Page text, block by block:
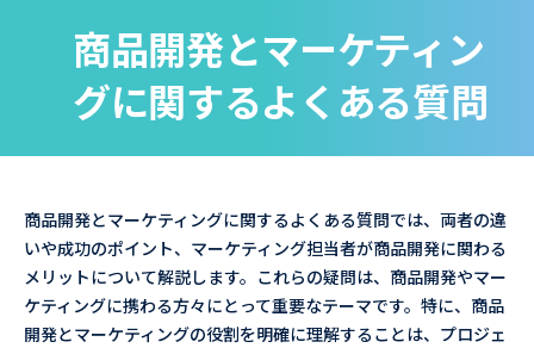
商品開発とマーケティン
グに関するよくある質問
商品開発とマーケティングに関するよくある質問では、両者の違
いや成功のポイント、マーケティング担当者が商品開発に関わる
メリットについて解説します。これらの疑問は、商品開発やマー
ケティングに携わる方々にとって重要なテーマです。特に、商品
開発とマーケティングの役割を明確に理解することは、プロジェ